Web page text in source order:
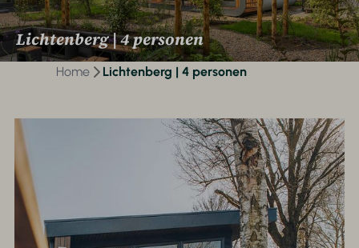
Lichtenberg | 4 personen
Home Lichtenberg | 4 personen